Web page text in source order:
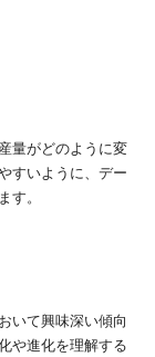
量がどのように変
すいように、デー
。
いて興味深い傾向
や進化を理解する